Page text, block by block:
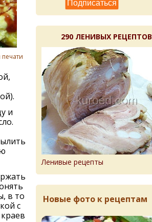
печати
и
в то
с
290 ЛЕНИВЫХ РЕЦЕПТОВ
Ленивые рецепты
Новые фото к рецептам